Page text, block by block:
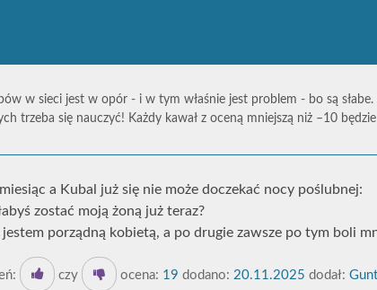
w sieci jest w opór - i w tym właśnie jest problem - bo są słabe.
trzeba się nauczyć! Każdy kawał z oceną mniejszą niż –10
a Kubal już się nie może doczekać nocy poślubnej:
zostać moją żoną już teraz?
porządną kobietą, a po drugie zawsze po tym boli
czy ocena: 19 dodano: 20.11.2025 dodał: